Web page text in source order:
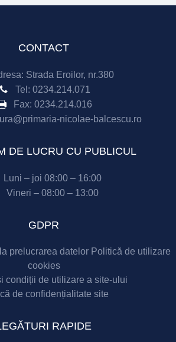
CONTACT
Strada Eroilor, nr.380
Tel: 0234.214.071
Fax: 0234.214.016
nicolae-balcescu.ro
DE LUCRU CU PUBLICUL
Luni – joi 08:00 – 16:00
Vineri – 08:00 – 13:00
GDPR
prelucrarea datelor Politică de utilizare
cookies
condiții de utilizare a site-ului
de confidențialitate site
RAPIDE